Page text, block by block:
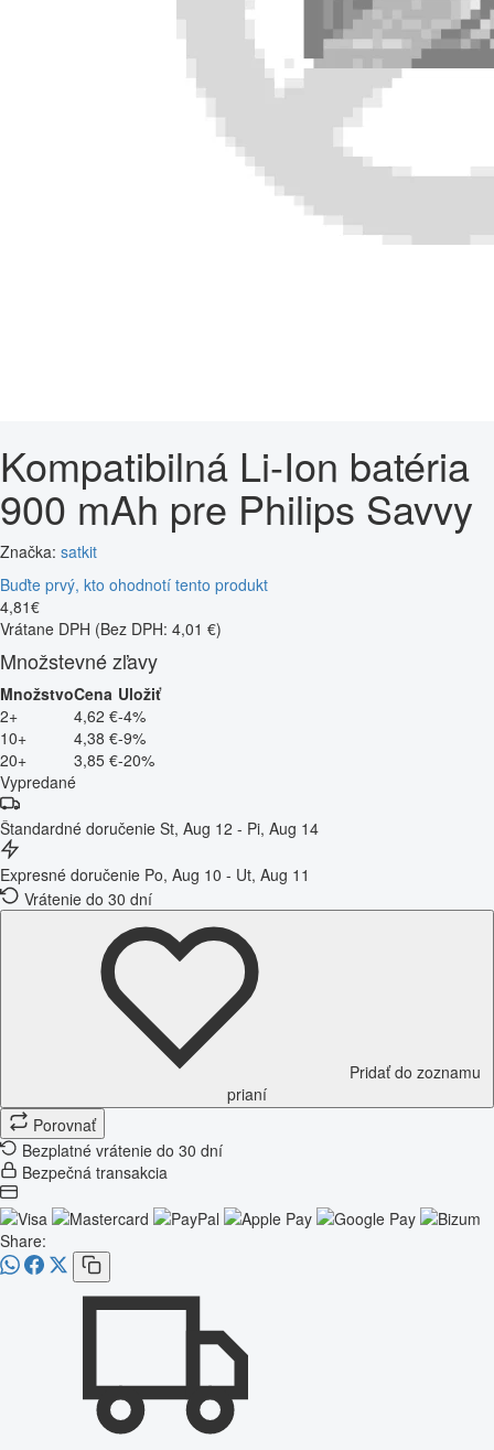
Kompatibilná Li-Ion batéria
900 mAh pre Philips Savvy
Značka: satkit
Buďte prvý, kto ohodnotí tento produkt
4,81€
Vrátane DPH (Bez DPH: 4,01 €)
Množstevné zľavy
MnožstvoCena Uložiť
2+
4,62 €-4%
10+
4,38 €-9%
20+
3,85 €-20%
Vypredané
Štandardné doručenie St, Aug 12 - Pi, Aug 14
Expresné doručenie Po, Aug 10 - Ut, Aug 11
Vrátenie do 30 dní
Pridať do zoznamu
prianí
Porovnať
Bezplatné vrátenie do 30 dní
Bezpečná transakcia
Share: